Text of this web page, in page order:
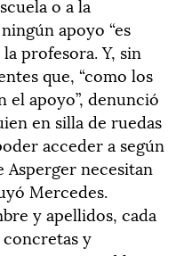
apoyo “es
profesora. Y, sin
que, “como los
el apoyo”, denunció
en silla de ruedas
acceder a según
Asperger necesitan
Mercedes.
y apellidos, cada
y